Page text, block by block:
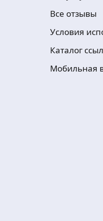
Все отзывы
Условия
Каталог
Мобильная